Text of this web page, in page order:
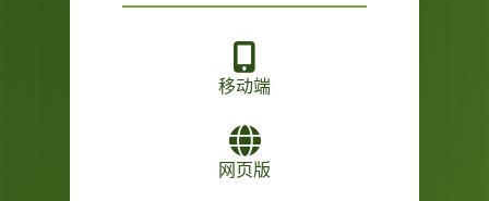
移动端
网页版